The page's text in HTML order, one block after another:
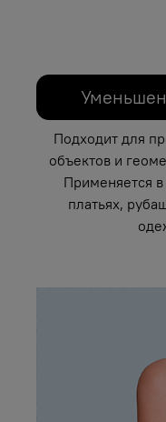
Подходит для
объектов и
Применяется
платьях,